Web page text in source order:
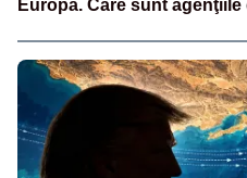
Europa. Care sunt agenţiile